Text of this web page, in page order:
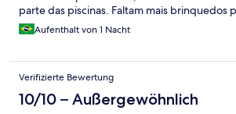
parte das piscinas. Faltam mais brinquedos
Aufenthalt von 1 Nacht
Verifizierte Bewertung
10/10 – Außergewöhnlich